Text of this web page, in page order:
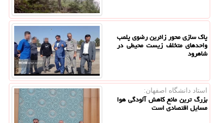
پاک سازی محور زائرین رضوی پلمب
واحدهای متخلف زیست محیطی در
شاهرود
استاد دانشگاه اصفهان:
بزرگ ترین مانع کاهش آلودگی هوا
مسایل اقتصادی است